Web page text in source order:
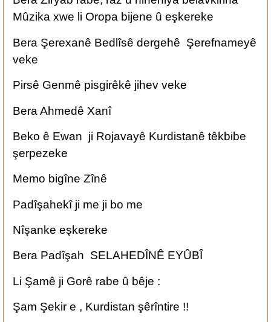
Mûzika xwe li Oropa bijene û eşkereke
Bera Şerexanê Bedlîsê dergehê Şerefnameyê
veke
Pirsê Genmê pisgirêkê jihev veke
Bera Ahmedê Xanî
Beko ê Ewan ji Rojavayê Kurdistanê têkbibe
şerpezeke
Memo bigîne Zînê
Padîşahekî ji me ji bo me
Nîşanke eşkereke
Bera Padîşah SELAHEDÎNÊ EYÛBÎ
Li Şamê ji Gorê rabe û bêje :
Şam Şekir e , Kurdistan şêrîntire !!